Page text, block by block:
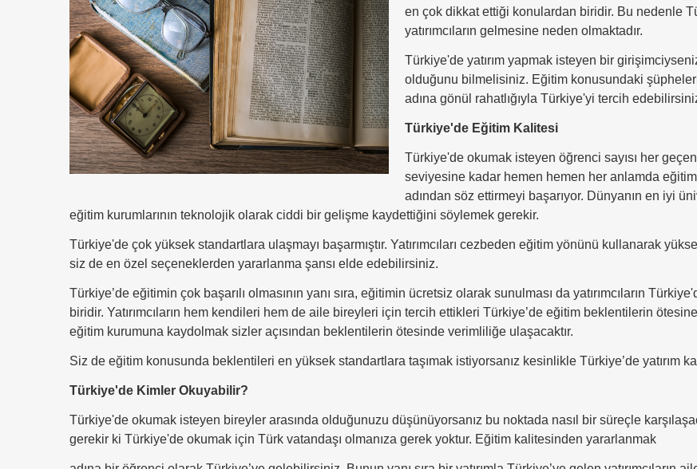
en çok dikkat ettiği konulardan biridir. Bu nedenle
yatırımcıların gelmesine neden olmaktadır.
Türkiye'de yatırım yapmak isteyen bir
olduğunu bilmelisiniz. Eğitim konusundaki
adına gönül rahatlığıyla Türkiye'yi tercih
Türkiye'de Eğitim Kalitesi
Türkiye'de okumak isteyen öğrenci sayısı her
seviyesine kadar hemen hemen her anlamda
adından söz ettirmeyi başarıyor. Dünyanın en iyi
eğitim kurumlarının teknolojik olarak ciddi bir gelişme kaydettiğini söylemek gerekir.
Türkiye'de çok yüksek standartlara ulaşmayı başarmıştır. Yatırımcıları cezbeden eğitim yönünü kullanarak
siz de en özel seçeneklerden yararlanma şansı elde edebilirsiniz.
Türkiye’de eğitimin çok başarılı olmasının yanı sıra, eğitimin ücretsiz olarak sunulması da yatırımcıların
biridir. Yatırımcıların hem kendileri hem de aile bireyleri için tercih ettikleri Türkiye’de eğitim beklentilerin
eğitim kurumuna kaydolmak sizler açısından beklentilerin ötesinde verimliliğe ulaşacaktır.
Siz de eğitim konusunda beklentileri en yüksek standartlara taşımak istiyorsanız kesinlikle Türkiye’de yatırım
Türkiye'de Kimler Okuyabilir?
Türkiye'de okumak isteyen bireyler arasında olduğunuzu düşünüyorsanız bu noktada nasıl bir süreçle
gerekir ki Türkiye'de okumak için Türk vatandaşı olmanıza gerek yoktur. Eğitim kalitesinden yararlanmak